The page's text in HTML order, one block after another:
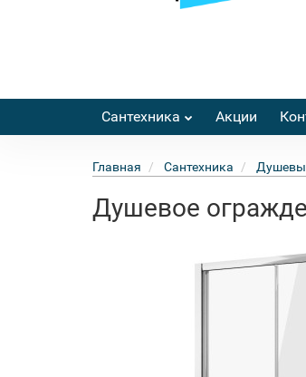
Сантехника Акции
Главная Сантехника
Душевое